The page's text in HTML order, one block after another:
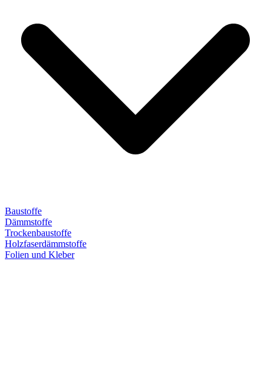
Baustoffe
Dämmstoffe
Trockenbaustoffe
Holzfaserdämmstoffe
Folien und Kleber